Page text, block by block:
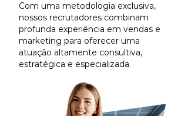
Com uma metodologia exclusiva,
nossos recrutadores combinam
profunda experiência em vendas e
marketing para oferecer uma
atuação altamente consultiva,
estratégica e especializada.